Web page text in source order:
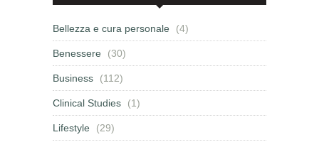
Bellezza e cura personale (4)
Benessere (30)
Business (112)
Clinical Studies (1)
Lifestyle (29)